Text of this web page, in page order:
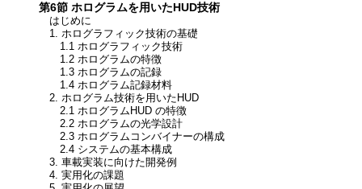
第6節 ホログラムを用いたHUD技術
はじめに
1. ホログラフィック技術の基礎
1.1 ホログラフィック技術
1.2 ホログラムの特徴
1.3 ホログラムの記録
1.4 ホログラム記録材料
2. ホログラム技術を用いたHUD
2.1 ホログラムHUD の特徴
2.2 ホログラムの光学設計
2.3 ホログラムコンバイナーの構成
2.4 システムの基本構成
3. 車載実装に向けた開発例
4. 実用化の課題